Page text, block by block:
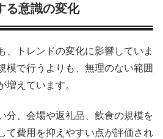
る意識の変化
、トレンドの変化に影響していま
模で行うよりも、無理のない範囲
増えています。
分、会場や返礼品、飲食の規模を
て費用を抑えやすい点が評価され